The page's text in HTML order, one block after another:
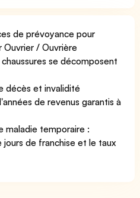
de prévoyance pour
Ouvrier / Ouvrière
se décomposent
décès et invalidité
de revenus garantis à
maladie temporaire :
jours de franchise et le taux